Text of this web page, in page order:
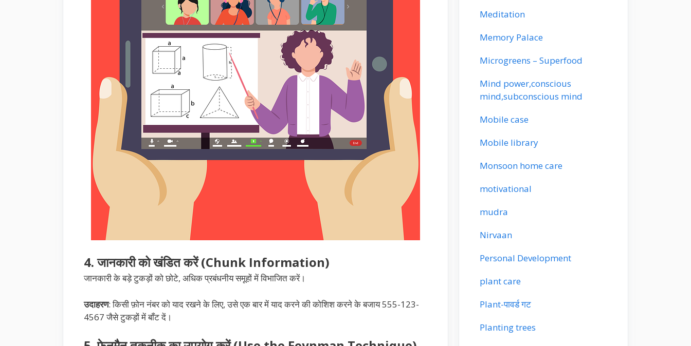
4. जानकारी को खंडित करें (Chunk Information)
जानकारी के बड़े टुकड़ों को छोटे, अधिक प्रबंधनीय समूहों में विभाजित करें।
उदाहरण: किसी फ़ोन नंबर को याद रखने के लिए, उसे एक बार में याद करने की कोशिश करने के बजाय 555-123-
4567 जैसे टुकड़ों में बाँट दें।
Meditation
Memory Palace
Microgreens – Superfood
Mind power,conscious
mind,subconscious mind
Mobile case
Mobile library
Monsoon home care
motivational
mudra
Nirvaan
Personal Development
plant care
Plant-पावर्ड गट
Planting trees